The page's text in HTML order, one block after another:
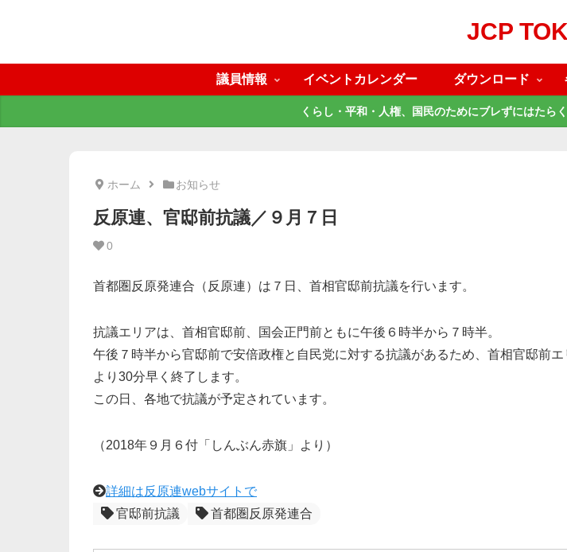
JCP
議員情報 イベントカレンダー ダウンロード
くらし・平和・人権、国民のためにブレずにはたら
ホーム お知らせ
反原連、官邸前抗議／９月７日
0
首都圏反原発連合（反原連）は７日、首相官邸前抗議を行います。
抗議エリアは、首相官邸前、国会正門前ともに午後６時半から７時半。
午後７時半から官邸前で安倍政権と自民党に対する抗議があるため、首相官邸前エ
より30分早く終了します。
この日、各地で抗議が予定されています。
（2018年９月６付「しんぶん赤旗」より）
詳細は反原連webサイトで
官邸前抗議
首都圏反原発連合